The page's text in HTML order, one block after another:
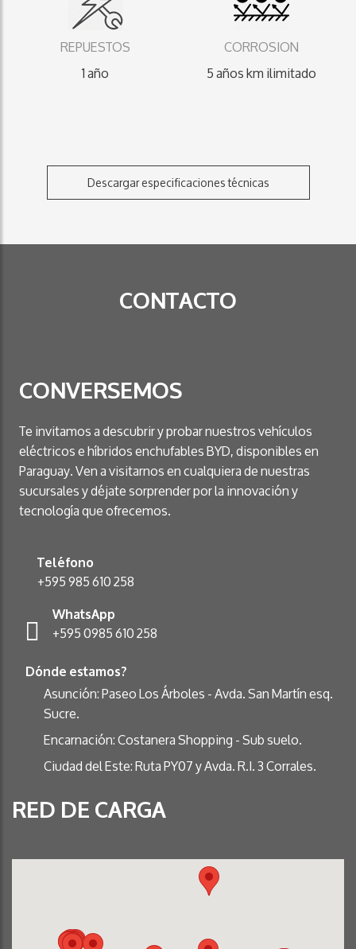
REPUESTOS
1 año
CORROSION
5 años km ilimitado
Descargar especificaciones técnicas
CONTACTO
CONVERSEMOS
Te invitamos a descubrir y probar nuestros vehículos
eléctricos e híbridos enchufables BYD, disponibles en
Paraguay. Ven a visitarnos en cualquiera de nuestras
sucursales y déjate sorprender por la innovación y
tecnología que ofrecemos.
Teléfono
+595 985 610 258
WhatsApp
+595 0985 610 258
Dónde estamos?
Asunción: Paseo Los Árboles - Avda. San Martín esq.
Sucre.
Encarnación: Costanera Shopping - Sub suelo.
Ciudad del Este: Ruta PY07 y Avda. R.I. 3 Corrales.
RED DE CARGA